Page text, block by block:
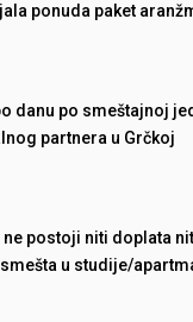
ponuda paket
danu po smeštajnoj
partnera u Grčkoj
postoji niti doplata
u studije/